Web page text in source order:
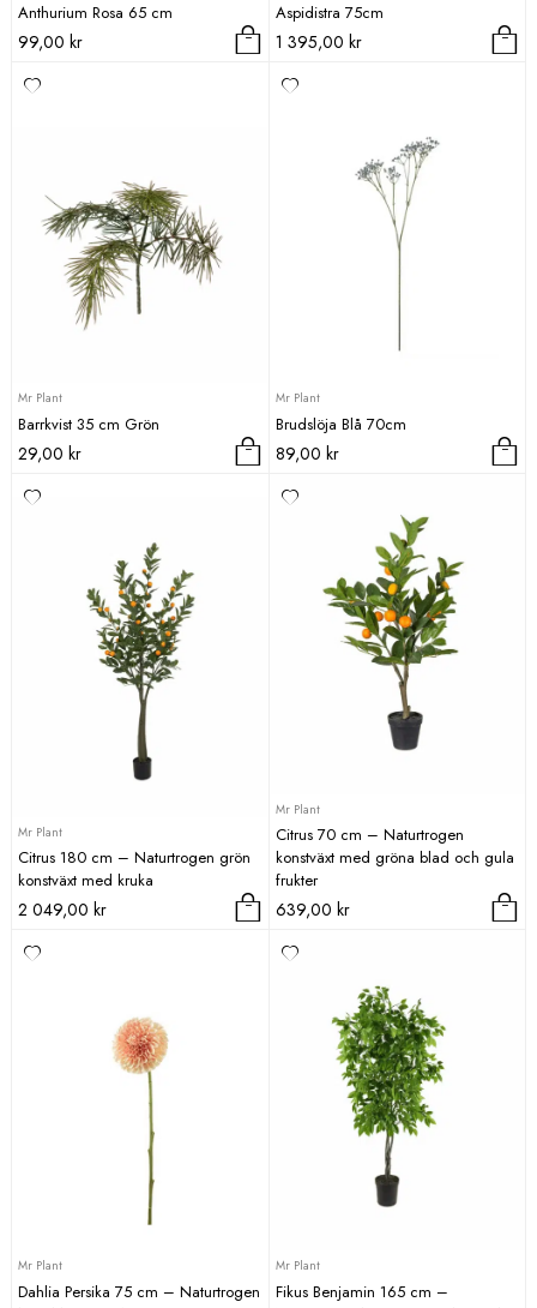
Anthurium Rosa 65 cm
99,00 kr
Aspidistra 75cm
1 395,00 kr
Mr Plant
Barrkvist 35 cm Grön
29,00 kr
Mr Plant
Brudslöja Blå 70cm
89,00 kr
Mr Plant
Citrus 180 cm – Naturtrogen grön
konstväxt med kruka
2 049,00 kr
Mr Plant
Citrus 70 cm – Naturtrogen
konstväxt med gröna blad och gula
frukter
639,00 kr
Mr Plant
Dahlia Persika 75 cm – Naturtrogen
Mr Plant
Fikus Benjamin 165 cm –